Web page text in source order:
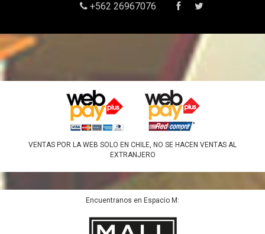
+562 26967076
VENTAS POR LA WEB SOLO EN CHILE, NO SE HACEN VENTAS AL
EXTRANJERO
Encuentranos en Espacio M: